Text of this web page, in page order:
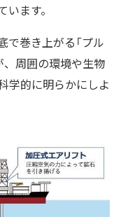
ます。
で巻き上がる「プル
、周囲の環境や生物
学的に明らかにしよ